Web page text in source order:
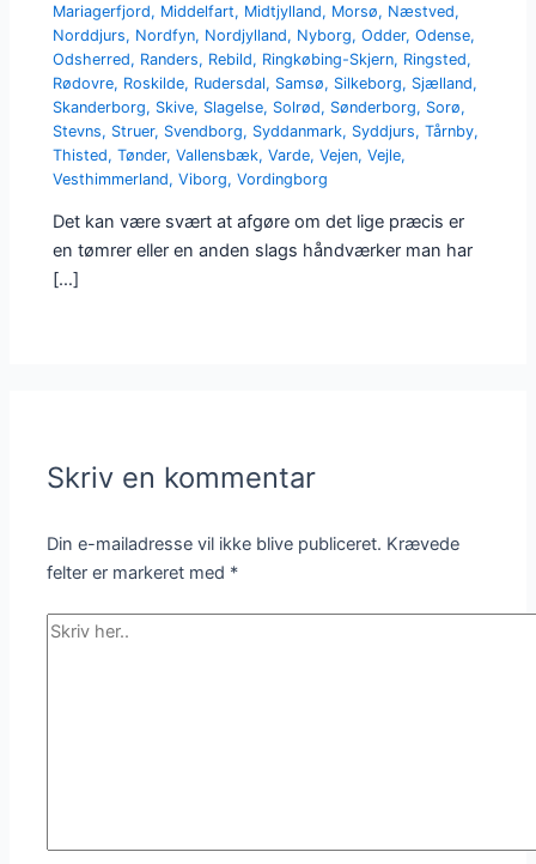
Mariagerfjord, Middelfart, Midtjylland, Morsø, Næstved,
Norddjurs, Nordfyn, Nordjylland, Nyborg,Odder,Odense,
Odsherred, Randers, Rebild, Ringkøbing-Skjern, Ringsted,
Rødovre, Roskilde, Rudersdal, Samsø, Silkeborg, Sjælland,
Skanderborg, Skive, Slagelse, Solrød, Sønderborg, Sorø,
Stevns, Struer, Svendborg, Syddanmark, Syddjurs,Tårnby,
Thisted,Tønder,Vallensbæk,Varde,Vejen,Vejle,
Vesthimmerland,Viborg,Vordingborg
Det kan være svært at afgøre om det lige præcis er
en tømrer eller en anden slags håndværker man har
[…]
Skriv en kommentar
Din e-mailadresse vil ikke blive publiceret. Krævede
felter er markeret med *
Skriv